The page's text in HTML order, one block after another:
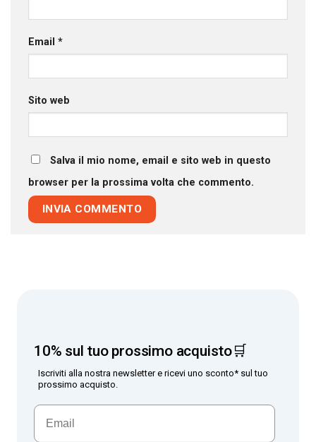
Email *
Sito web
Salva il mio nome, email e sito web in questo
browser per la prossima volta che commento.
10% sul tuo prossimo acquisto🛒
Iscriviti alla nostra newsletter e ricevi uno sconto* sul tuo
prossimo acquisto.